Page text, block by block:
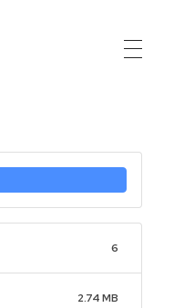
6
2.74 MB